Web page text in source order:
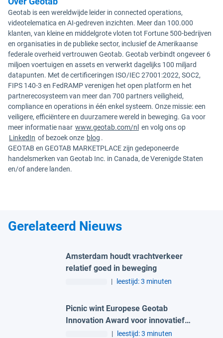
Geotab is een wereldwijde leider in connected operations,
videotelematica en AI-gedreven inzichten. Meer dan 100.000
klanten, van kleine en middelgrote vloten tot Fortune 500-bedrijven
en organisaties in de publieke sector, inclusief de Amerikaanse
federale overheid vertrouwen Geotab. Geotab verbindt ongeveer 6
miljoen voertuigen en assets en verwerkt dagelijks 100 miljard
datapunten. Met de certificeringen ISO/IEC 27001:2022, SOC2,
FIPS 140-3 en FedRAMP verenigen het open platform en het
partnerecosysteem van meer dan 700 partners veiligheid,
compliance en operations in één enkel systeem. Onze missie: een
veiligere, efficiëntere en duurzamere wereld in beweging. Ga voor
meer informatie naar www.geotab.com/nl en volg ons op
LinkedIn of bezoek onze blog .
GEOTAB en GEOTAB MARKETPLACE zijn gedeponeerde
handelsmerken van Geotab Inc. in Canada, de Verenigde Staten
en/of andere landen.
Gerelateerd Nieuws
Amsterdam houdt vrachtverkeer
relatief goed in beweging
| leestijd: 3 minuten
Picnic wint Europese Geotab
Innovation Award voor innovatief
wagenparkbeheer
| leestijd: 3 minuten